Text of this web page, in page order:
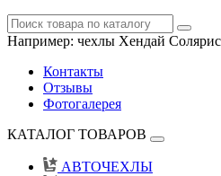
Например: чехлы Хендай Солярис
Контакты
Отзывы
Фотогалерея
КАТАЛОГ ТОВАРОВ
АВТОЧЕХЛЫ